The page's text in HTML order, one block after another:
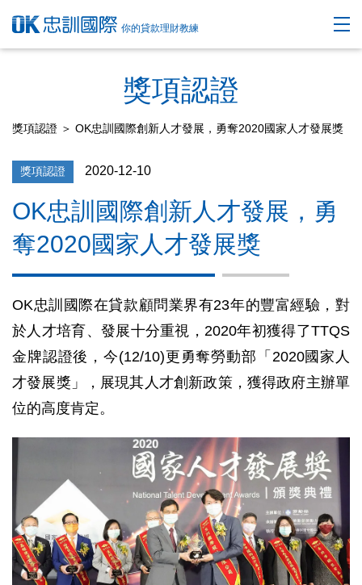
你的貸款理財教練
獎項認證
獎項認證 ＞ OK忠訓國際創新人才發展，勇奪2020國家人才發展獎
獎項認證 2020-12-10
OK忠訓國際創新人才發展，勇
奪2020國家人才發展獎
OK忠訓國際在貸款顧問業界有23年的豐富經驗，對
於人才培育、發展十分重視，2020年初獲得了TTQS
金牌認證後，今(12/10)更勇奪勞動部「2020國家人
才發展獎」，展現其人才創新政策，獲得政府主辦單
位的高度肯定。